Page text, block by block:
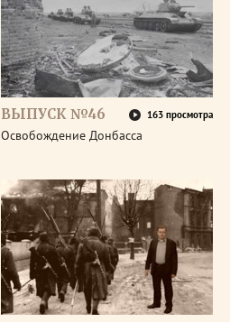
ВЫПУСК №46 163 просмотра
Освобождение Донбасса